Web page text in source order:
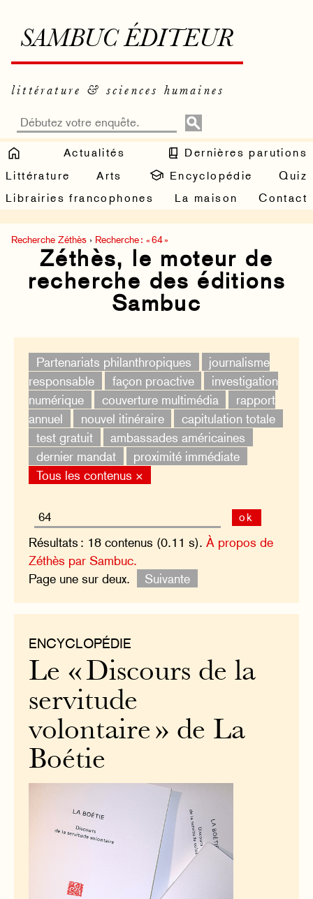
SAMBUC ÉDITEUR
littérature & sciences humaines
Actualités
Dernières parutions
Littérature
Arts Encyclopédie
Quiz
Librairies francophones
La maison Contact
Recherche Zéthès › Recherche : « 64 »
Zéthès, le moteur de
recherche des éditions
Sambuc
Partenariats philanthropiques
journalisme
responsable
façon proactive
investigation
numérique
couverture multimédia
rapport
annuel
nouvel itinéraire
capitulation totale
test gratuit
ambassades américaines
dernier mandat
proximité immédiate
Tous les contenus ×
ok
Résultats : 18 contenus (0.11 s).À propos de
Zéthès par Sambuc.
Page une sur deux.
Suivante
ENCYCLOPÉDIE
Le « Discours de la
servitude
volontaire » de La
Boétie